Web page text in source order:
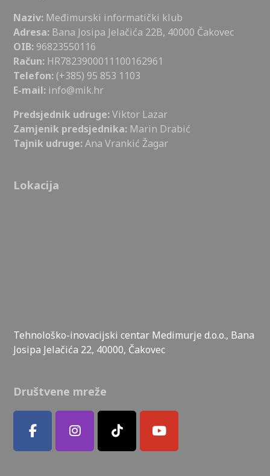
Naziv: Međimurski informatički klub
Adresa: Bana Josipa Jelačića 22B, 40000 Čakovec
OIB: 96823550116
Račun: HR7823900011100162961
Telefon: (+385) 95 853 1103
E-mail: info@mik.hr
Predsjednik udruge:Viktor Lazar
Zamjenik predsjednika: Marin Drabić
Tajnik udruge:Ana Vrankić Žagar
Lokacija
Tehnološko-inovacijski centar Medimurje d.o.o., Bana
Josipa Jelačića 22, 40000, Čakovec
Društvene mreže